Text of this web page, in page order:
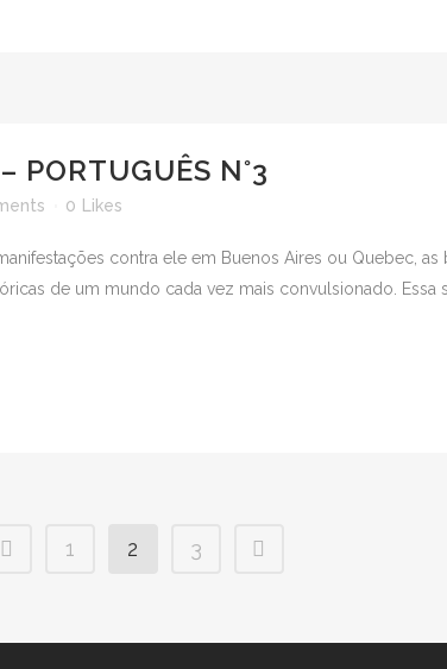
PORTUGUÊS N°3
0 Likes
contra ele em Buenos Aires ou Quebec, as
de um mundo cada vez mais convulsionado. Essa
1 2 3